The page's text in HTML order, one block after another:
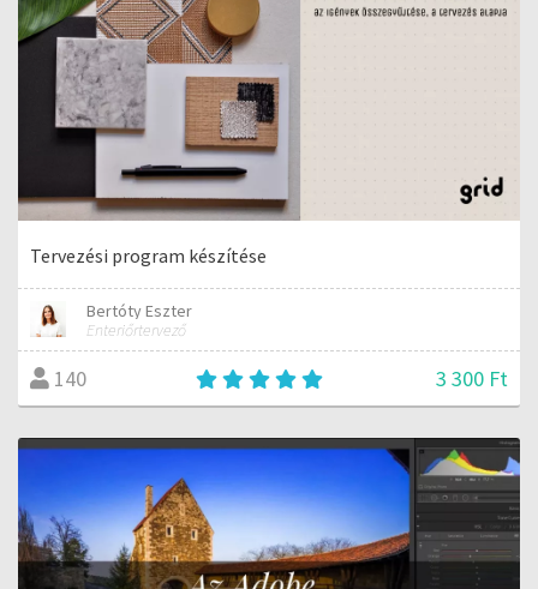
Tervezési program készítése
Bertóty Eszter
Enteriőrtervező
140 3 300 Ft